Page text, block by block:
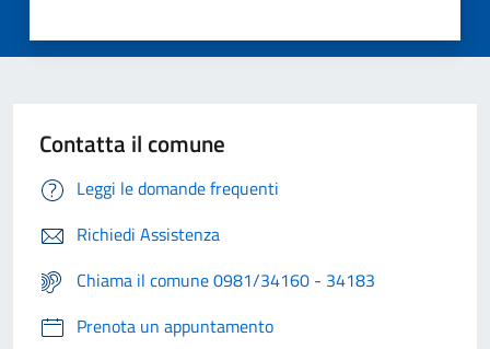
Contatta il comune
Leggi le domande frequenti
Richiedi Assistenza
Chiama il comune 0981/34160 - 34183
Prenota un appuntamento